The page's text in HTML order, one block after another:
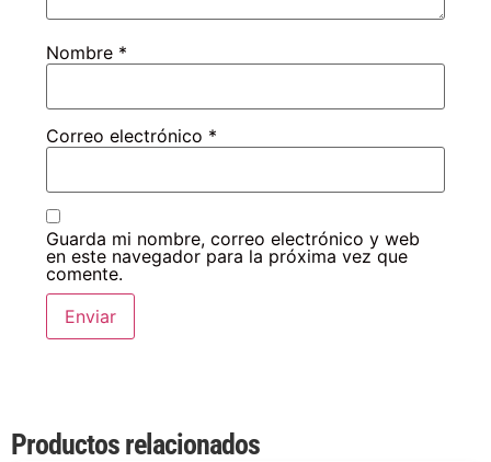
Nombre *
Correo electrónico *
Guarda mi nombre, correo electrónico y web
en este navegador para la próxima vez que
comente.
Productos relacionados